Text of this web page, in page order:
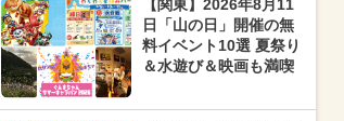
【関東】2026年8月11
日「山の日」開催の無
料イベント10選 夏祭り
＆水遊び＆映画も満喫